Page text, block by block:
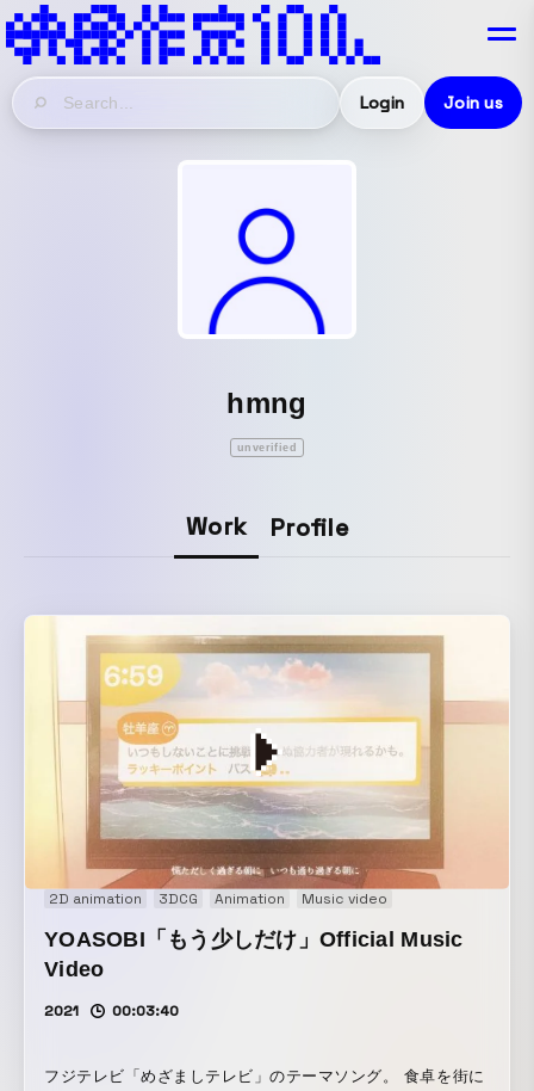
Login Join us
hmng
unverified
Work Profile
2D animation 3DCG Animation Music video
YOASOBI「もう少しだけ」Official Music
Video
2021 00:03:40
フジテレビ「めざましテレビ」のテーマソング。 食卓を街に